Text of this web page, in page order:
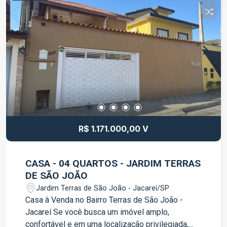
uma localização com fácil acesso aos principais
comércios e serviços da região. Entre em contato
para mais informações e agende uma visita.
R$ 1.171.000,00 V
CASA - 04 QUARTOS - JARDIM TERRAS
DE SÃO JOÃO
Jardim Terras de São João - Jacareí/SP
Casa à Venda no Bairro Terras de São João -
Jacareí Se você busca um imóvel amplo,
confortável e em uma localização privilegiada,